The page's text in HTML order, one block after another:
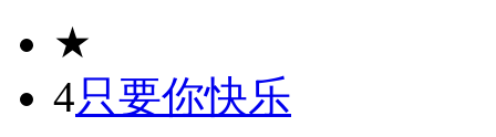
★
4只要你快乐